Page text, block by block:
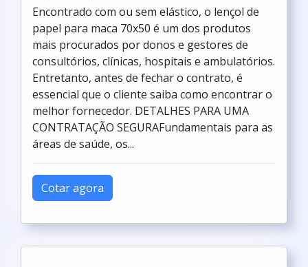
Encontrado com ou sem elástico, o lençol de
papel para maca 70x50 é um dos produtos
mais procurados por donos e gestores de
consultórios, clínicas, hospitais e ambulatórios.
Entretanto, antes de fechar o contrato, é
essencial que o cliente saiba como encontrar o
melhor fornecedor. DETALHES PARA UMA
CONTRATAÇÃO SEGURAFundamentais para as
áreas de saúde, os...
Cotar agora